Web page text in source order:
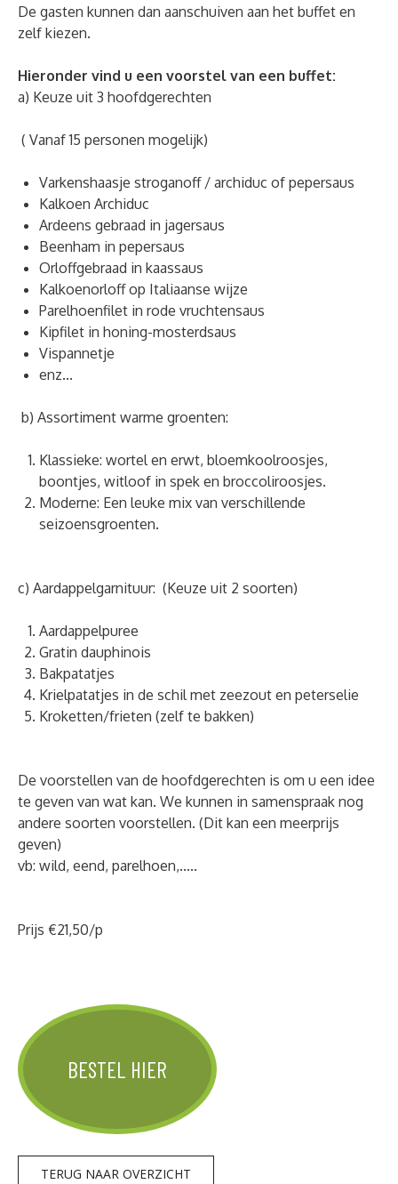
De gasten kunnen dan aanschuiven aan het buffet en
zelf kiezen.
Hieronder vind u een voorstel van een buffet:
a) Keuze uit 3 hoofdgerechten
( Vanaf 15 personen mogelijk)
Varkenshaasje stroganoff / archiduc of pepersaus
Kalkoen Archiduc
Ardeens gebraad in jagersaus
Beenham in pepersaus
Orloffgebraad in kaassaus
Kalkoenorloff op Italiaanse wijze
Parelhoenfilet in rode vruchtensaus
Kipfilet in honing-mosterdsaus
Vispannetje
enz...
b) Assortiment warme groenten:
Klassieke: wortel en erwt, bloemkoolroosjes,
boontjes, witloof in spek en broccoliroosjes.
Moderne: Een leuke mix van verschillende
seizoensgroenten.
c) Aardappelgarnituur: (Keuze uit 2 soorten)
Aardappelpuree
Gratin dauphinois
Bakpatatjes
Krielpatatjes in de schil met zeezout en peterselie
Kroketten/frieten (zelf te bakken)
De voorstellen van de hoofdgerechten is om u een idee
te geven van wat kan. We kunnen in samenspraak nog
andere soorten voorstellen. (Dit kan een meerprijs
geven)
vb: wild, eend, parelhoen,.....
Prijs €21,50/p
BESTEL HIER
TERUG NAAR OVERZICHT